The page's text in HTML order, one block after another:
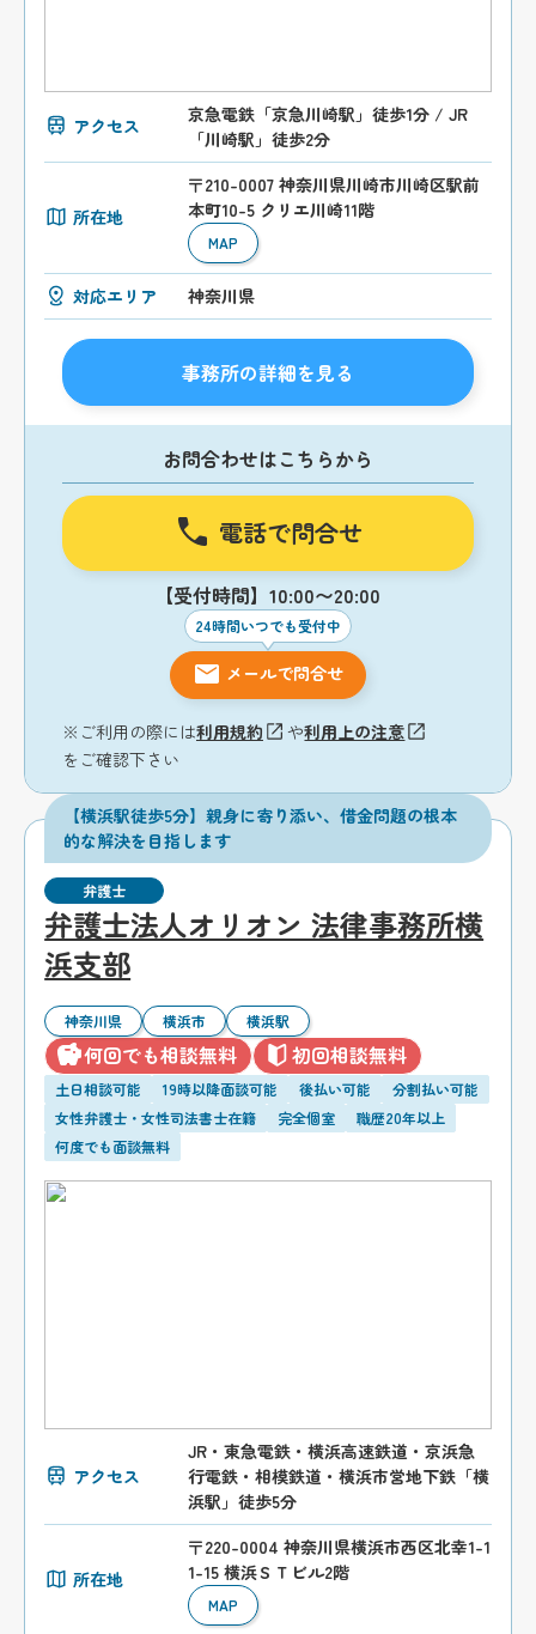
アクセス
京急電鉄「京急川崎駅」徒歩1分 / JR
「川崎駅」徒歩2分
所在地
〒210-0007 神奈川県川崎市川崎区駅前
本町10-5 クリエ川崎11階
MAP
対応エリア 神奈川県
事務所の詳細を見る
お問合わせはこちらから
電話で問合せ
【受付時間】10:00〜20:00
24時間いつでも受付中
メールで問合せ
※ご利用の際には利用規約 や利用上の注意
をご確認下さい
【横浜駅徒歩5分】親身に寄り添い、借金問題の根本
的な解決を目指します
弁護士
弁護士法人オリオン 法律事務所横
浜支部
神奈川県 横浜市 横浜駅
何回でも相談無料 初回相談無料
土日相談可能 19時以降面談可能 後払い可能
分割払い可能
女性弁護士・女性司法書士在籍
完全個室
職歴20年以上
何度でも面談無料
アクセス
JR・東急電鉄・横浜高速鉄道・京浜急
行電鉄・相模鉄道・横浜市営地下鉄「横
浜駅」徒歩5分
所在地
〒220-0004 神奈川県横浜市西区北幸1-1
1-15 横浜ＳＴビル2階
MAP